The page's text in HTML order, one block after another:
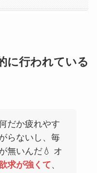
に行われている
だか疲れやす
らないし、毎
無いんだ💧 オ
求が強くて、